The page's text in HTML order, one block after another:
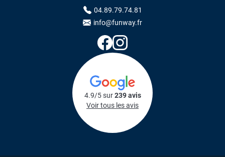
04.89.79.74.81
info@funway.fr
4.9/5 sur239 avis
Voir tous les avis